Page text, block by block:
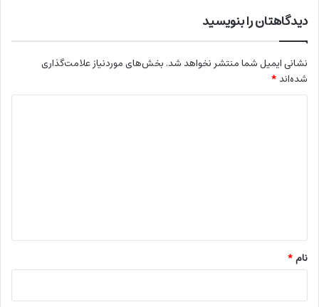
دیدگاهتان را بنویسید
نشانی ایمیل شما منتشر نخواهد شد. بخش‌های موردنیاز علامت‌گذاری
شده‌اند*
نام*